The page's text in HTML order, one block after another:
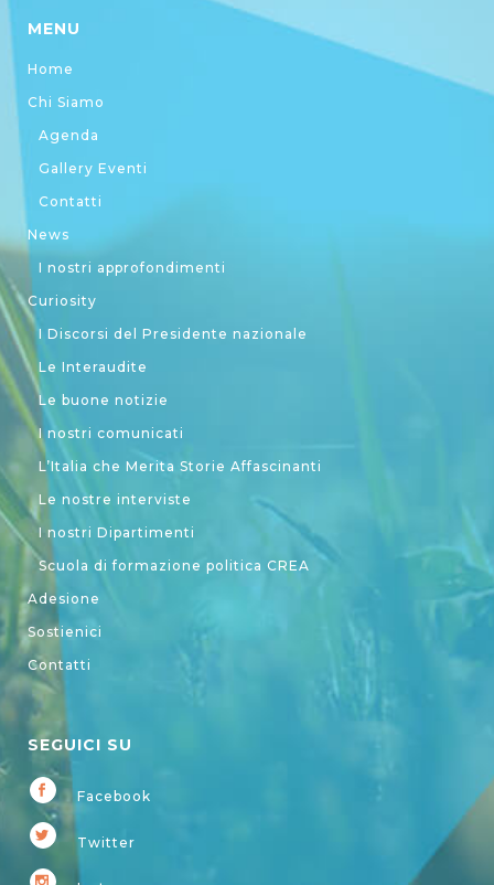
MENU
Home
Chi Siamo
Agenda
Gallery Eventi
Contatti
News
I nostri approfondimenti
Curiosity
I Discorsi del Presidente nazionale
Le Interaudite
Le buone notizie
I nostri comunicati
L’Italia che Merita Storie Affascinanti
Le nostre interviste
I nostri Dipartimenti
Scuola di formazione politica CREA
Adesione
Sostienici
Contatti
SEGUICI SU
Facebook
Twitter